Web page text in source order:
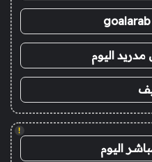
اليوم
!
اليوم